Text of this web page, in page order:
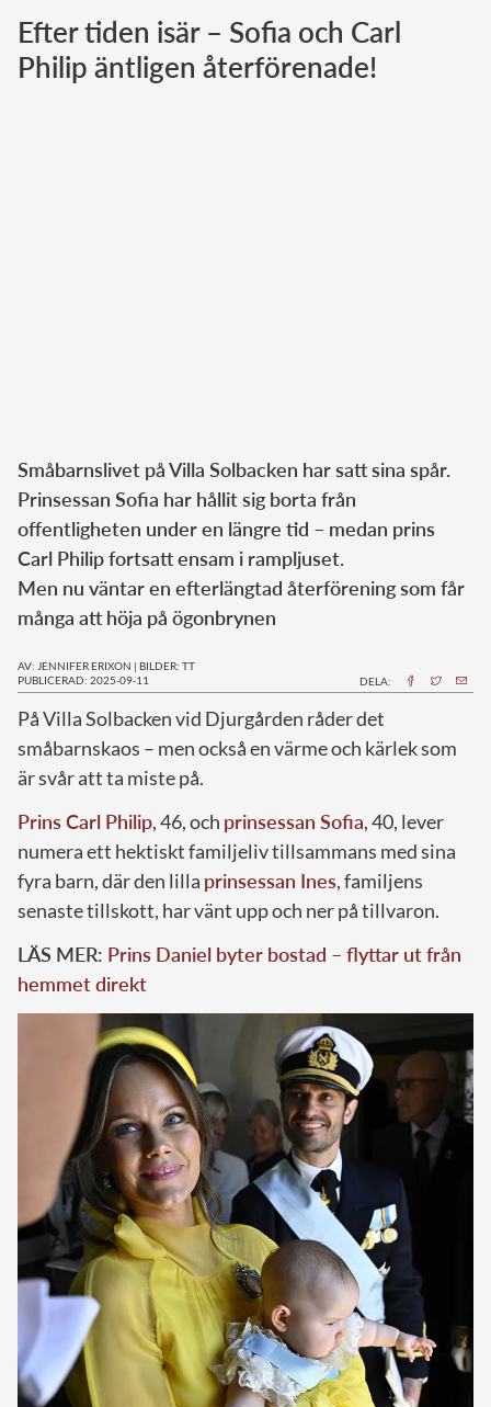
Norska kungahuset
Danska kungahuset
Efter tiden isär – Sofia och Carl
Philip äntligen återförenade!
Småbarnslivet på Villa Solbacken har satt sina spår.
Prinsessan Sofia har hållit sig borta från
offentligheten under en längre tid – medan prins
Carl Philip fortsatt ensam i rampljuset.
Men nu väntar en efterlängtad återförening som får
många att höja på ögonbrynen
AV: JENNIFER ERIXON | BILDER: TT
PUBLICERAD: 2025-09-11
DELA:
På Villa Solbacken vid Djurgården råder det
småbarnskaos – men också en värme och kärlek som
är svår att ta miste på.
Prins Carl Philip, 46, och prinsessan Sofia, 40, lever
numera ett hektiskt familjeliv tillsammans med sina
fyra barn, där den lilla prinsessan Ines, familjens
senaste tillskott, har vänt upp och ner på tillvaron.
LÄS MER: Prins Daniel byter bostad – flyttar ut från
hemmet direkt